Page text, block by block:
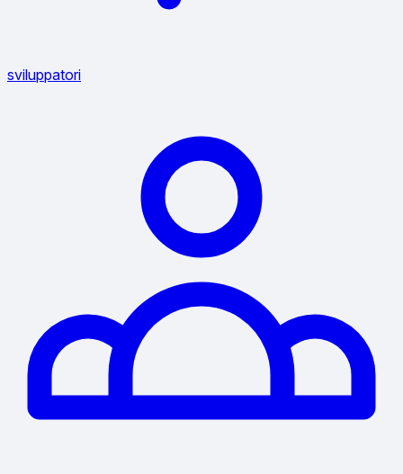
sviluppatori